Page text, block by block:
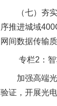
（七）夯实
序推进城域
网间数据传输
专栏2：智算
加强高端光
验证，开展光